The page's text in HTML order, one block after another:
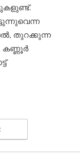
തുറക്കുന്ന
കണ്ണൂര്‍